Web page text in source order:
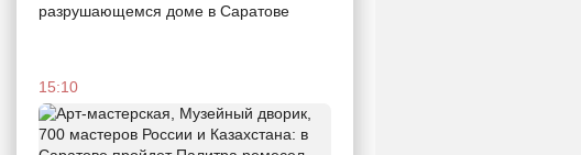
разрушающемся доме в Саратове
15:10